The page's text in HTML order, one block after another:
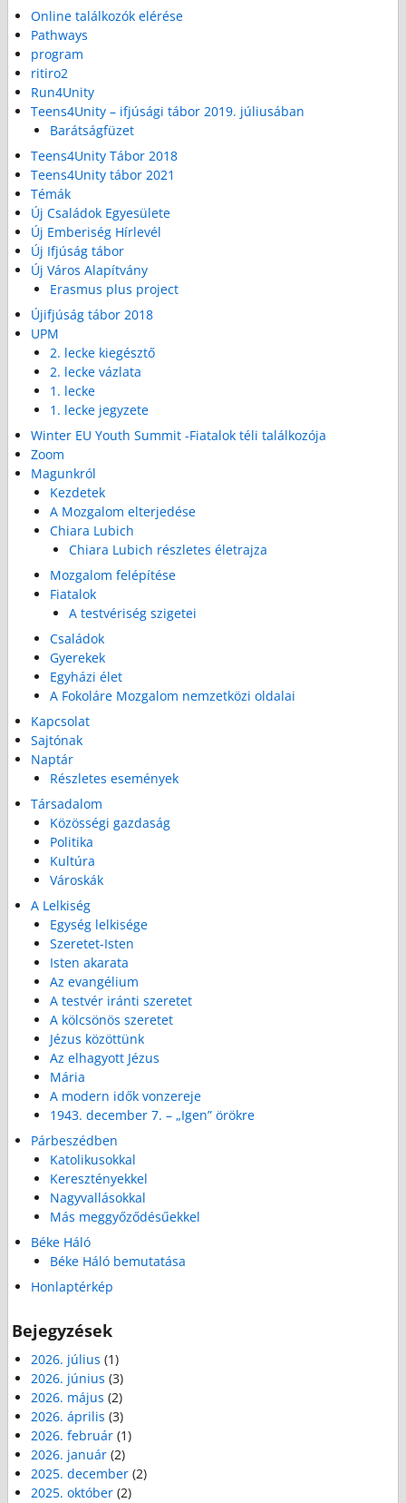
Online találkozók elérése
Pathways
program
ritiro2
Run4Unity
Teens4Unity – ifjúsági tábor 2019. júliusában
Barátságfüzet
Teens4Unity Tábor 2018
Teens4Unity tábor 2021
Témák
Új Családok Egyesülete
Új Emberiség Hírlevél
Új Ifjúság tábor
Új Város Alapítvány
Erasmus plus project
Újifjúság tábor 2018
UPM
2. lecke kiegésztő
2. lecke vázlata
1. lecke
1. lecke jegyzete
Winter EU Youth Summit -Fiatalok téli találkozója
Zoom
Magunkról
Kezdetek
A Mozgalom elterjedése
Chiara Lubich
Chiara Lubich részletes életrajza
Mozgalom felépítése
Fiatalok
A testvériség szigetei
Családok
Gyerekek
Egyházi élet
A Fokoláre Mozgalom nemzetközi oldalai
Kapcsolat
Sajtónak
Naptár
Részletes események
Társadalom
Közösségi gazdaság
Politika
Kultúra
Városkák
A Lelkiség
Egység lelkisége
Szeretet-Isten
Isten akarata
Az evangélium
A testvér iránti szeretet
A kölcsönös szeretet
Jézus közöttünk
Az elhagyott Jézus
Mária
A modern idők vonzereje
1943. december 7. – „Igen” örökre
Párbeszédben
Katolikusokkal
Keresztényekkel
Nagyvallásokkal
Más meggyőződésűekkel
Béke Háló
Béke Háló bemutatása
Honlaptérkép
Bejegyzések
2026. július (1)
2026. június (3)
2026. május (2)
2026. április (3)
2026. február (1)
2026. január (2)
2025. december (2)
2025. október (2)